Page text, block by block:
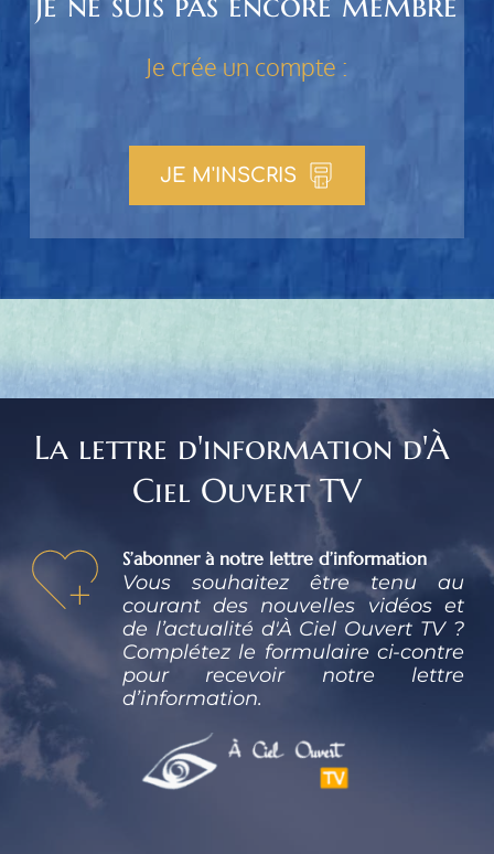
Je crée un compte :
JE M'INSCRIS
La lettre d'information d'À
Ciel Ouvert TV
S’abonner à notre lettre d’information
Vous souhaitez être tenu au
courant des nouvelles vidéos et
de l’actualité d'À Ciel Ouvert TV ?
Complétez le formulaire ci-contre
pour recevoir notre lettre
d’information.